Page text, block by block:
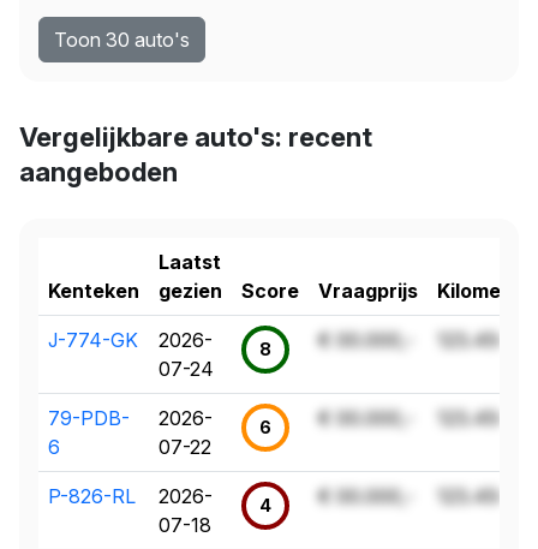
Toon 30 auto's
Vergelijkbare auto's: recent
aangeboden
Kenteken
Laatst
gezien
Score Vraagprijs
J-774-GK
2026-
07-24
8 € 00.000,- 123.456 km
79-PDB-
6
2026-
07-22
6 € 00.000,- 123.456 km
P-826-RL
2026-
07-18
4 € 00.000,- 123.456 km